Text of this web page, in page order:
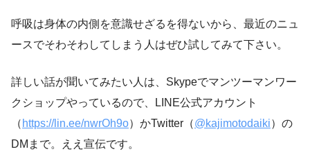
呼吸は身体の内側を意識せざるを得ないから、最近のニュ
ースでそわそわしてしまう人はぜひ試してみて下さい。
詳しい話が聞いてみたい人は、Skypeでマンツーマンワー
クショップやっているので、LINE公式アカウント
（ https://lin.ee/nwrOh9o）かTwitter（@kajimotodaiki）の
DMまで。ええ宣伝です。